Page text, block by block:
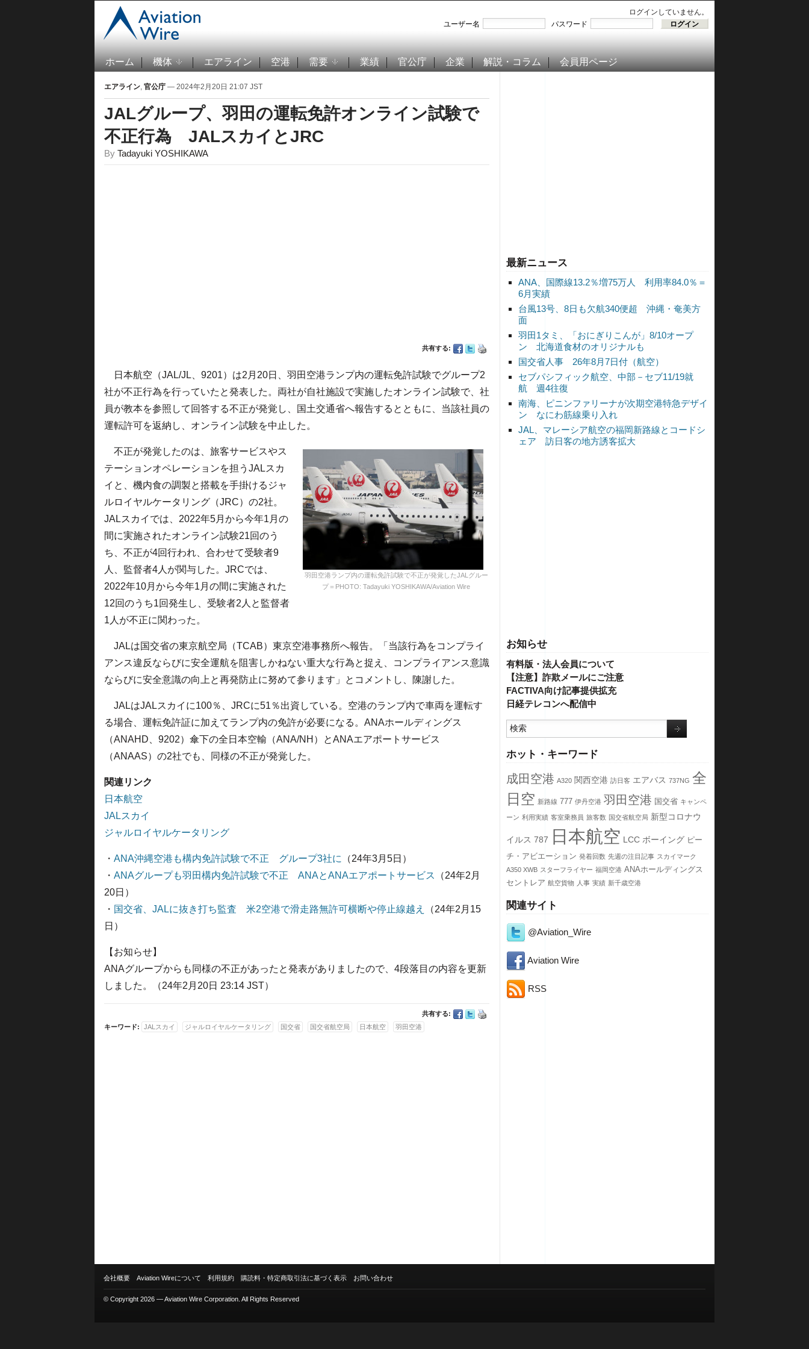
ログインしていません。
ユーザー名
パスワード
ホーム 機体 エアライン 空港 需要 業績 官公庁 企業 解説・コラム 会員用ページ
最新ニュース
ANA、国際線13.2％増75万人 利用率84.0％＝
6月実績
台風13号、8日も欠航340便超 沖縄・奄美方
面
羽田1タミ、「おにぎりこんが」8/10オープ
ン 北海道食材のオリジナルも
国交省人事 26年8月7日付（航空）
セブパシフィック航空、中部－セブ11/19就
航 週4往復
南海、ピニンファリーナが次期空港特急デザイ
ン なにわ筋線乗り入れ
JAL、マレーシア航空の福岡新路線とコードシ
ェア 訪日客の地方誘客拡大
お知らせ
有料版・法人会員について
【注意】詐欺メールにご注意
FACTIVA向け記事提供拡充
日経テレコンへ配信中
ホット・キーワード
成田空港 A320 関西空港 訪日客 エアバス 737NG 全
日空 新路線 777 伊丹空港 羽田空港 国交省 キャンペ
ーン 利用実績 客室乗務員 旅客数 国交省航空局 新型コロナウ
イルス 787 日本航空 LCC ボーイング ピー
チ・アビエーション 発着回数 先週の注目記事 スカイマーク
A350 XWB スターフライヤー 福岡空港 ANAホールディングス
セントレア 航空貨物 人事 実績 新千歳空港
関連サイト
@Aviation_Wire
Aviation Wire
RSS
エアライン, 官公庁 — 2024年2月20日 21:07 JST
JALグループ、羽田の運転免許オンライン試験で
不正行為 JALスカイとJRC
By Tadayuki YOSHIKAWA
共有する:
日本航空（JAL/JL、9201）は2月20日、羽田空港ランプ内の運転免許試験でグループ2
社が不正行為を行っていたと発表した。両社が自社施設で実施したオンライン試験で、社
員が教本を参照して回答する不正が発覚し、国土交通省へ報告するとともに、当該社員の
運転許可を返納し、オンライン試験を中止した。
羽田空港ランプ内の運転免許試験で不正が発覚したJALグルー
プ＝PHOTO: Tadayuki YOSHIKAWA/Aviation Wire
不正が発覚したのは、旅客サービスやス
テーションオペレーションを担うJALスカ
イと、機内食の調製と搭載を手掛けるジャ
ルロイヤルケータリング（JRC）の2社。
JALスカイでは、2022年5月から今年1月の
間に実施されたオンライン試験21回のう
ち、不正が4回行われ、合わせて受験者9
人、監督者4人が関与した。JRCでは、
2022年10月から今年1月の間に実施された
12回のうち1回発生し、受験者2人と監督者
1人が不正に関わった。
JALは国交省の東京航空局（TCAB）東京空港事務所へ報告。「当該行為をコンプライ
アンス違反ならびに安全運航を阻害しかねない重大な行為と捉え、コンプライアンス意識
ならびに安全意識の向上と再発防止に努めて参ります」とコメントし、陳謝した。
JALはJALスカイに100％、JRCに51％出資している。空港のランプ内で車両を運転す
る場合、運転免許証に加えてランプ内の免許が必要になる。ANAホールディングス
（ANAHD、9202）傘下の全日本空輸（ANA/NH）とANAエアポートサービス
（ANAAS）の2社でも、同様の不正が発覚した。
関連リンク
日本航空
JALスカイ
ジャルロイヤルケータリング
・ ANA沖縄空港も構内免許試験で不正 グループ3社に
（24年3月5日）
・ ANAグループも羽田構内免許試験で不正 ANAとANAエアポートサービス
（24年2月
20日）
・ 国交省、JALに抜き打ち監査 米2空港で滑走路無許可横断や停止線越え
（24年2月15
日）
【お知らせ】
ANAグループからも同様の不正があったと発表がありましたので、4段落目の内容を更新
しました。（24年2月20日 23:14 JST）
共有する:
キーワード:
JALスカイ ジャルロイヤルケータリング 国交省 国交省航空局 日本航空 羽田空港
会社概要 Aviation Wireについて 利用規約 購読料・特定商取引法に基づく表示 お問い合わせ
© Copyright 2026 — Aviation Wire Corporation. All Rights Reserved